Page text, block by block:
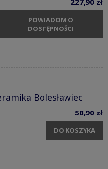
227,90 zł
POWIADOM O
DOSTĘPNOŚCI
Bolesławiec
58,90 zł
DO KOSZYKA